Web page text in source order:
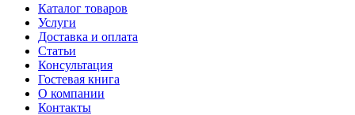
Каталог товаров
Услуги
Доставка и оплата
Статьи
Консультация
Гостевая книга
О компании
Контакты